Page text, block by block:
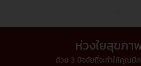
ห่วงใยสุขภา
ด้วย 3 ปัจจัยที่จะทำให้คุณมี